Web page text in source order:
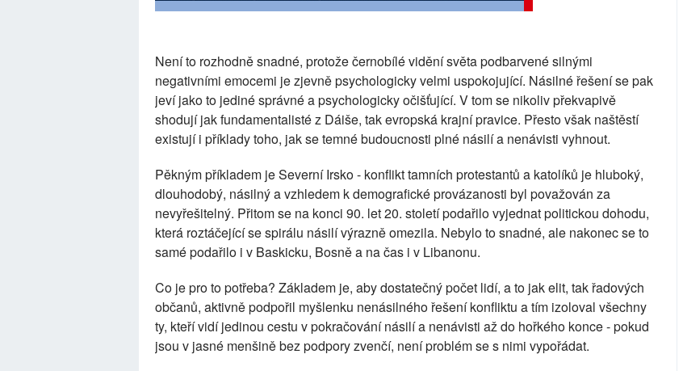
Není to rozhodně snadné, protože černobílé vidění světa podbarvené silnými
negativními emocemi je zjevně psychologicky velmi uspokojující. Násilné řešení se pak
jeví jako to jediné správné a psychologicky očišťující. V tom se nikoliv překvapivě
shodují jak fundamentalisté z Dáiše, tak evropská krajní pravice. Přesto však naštěstí
existují i příklady toho, jak se temné budoucnosti plné násilí a nenávisti vyhnout.
Pěkným příkladem je Severní Irsko - konflikt tamních protestantů a katolíků je hluboký,
dlouhodobý, násilný a vzhledem k demografické provázanosti byl považován za
nevyřešitelný. Přitom se na konci 90. let 20. století podařilo vyjednat politickou dohodu,
která roztáčející se spirálu násilí výrazně omezila. Nebylo to snadné, ale nakonec se to
samé podařilo i v Baskicku, Bosně a na čas i v Libanonu.
Co je pro to potřeba? Základem je, aby dostatečný počet lidí, a to jak elit, tak řadových
občanů, aktivně podpořil myšlenku nenásilného řešení konfliktu a tím izoloval všechny
ty, kteří vidí jedinou cestu v pokračování násilí a nenávisti až do hořkého konce - pokud
jsou v jasné menšině bez podpory zvenčí, není problém se s nimi vypořádat.